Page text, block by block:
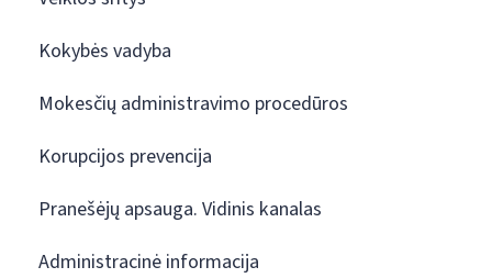
Kokybės vadyba
Mokesčių administravimo procedūros
Korupcijos prevencija
Pranešėjų apsauga. Vidinis kanalas
Administracinė informacija